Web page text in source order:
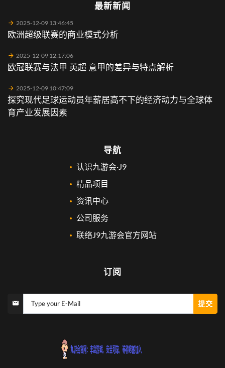
最新新闻
2025-12-09 13:46:45
欧洲超级联赛的商业模式分析
2025-12-09 12:17:06
欧冠联赛与法甲 英超 意甲的差异与特点解析
2025-12-09 10:47:09
探究现代足球运动员年薪居高不下的经济动力与全球体
育产业发展因素
导航
认识九游会·J9
精品项目
资讯中心
公司服务
联络J9九游会官方网站
订阅
Type your E-Mail 提交